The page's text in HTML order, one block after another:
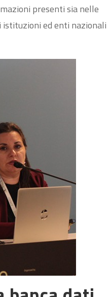
presenti sia nelle
istituzioni ed enti nazionali